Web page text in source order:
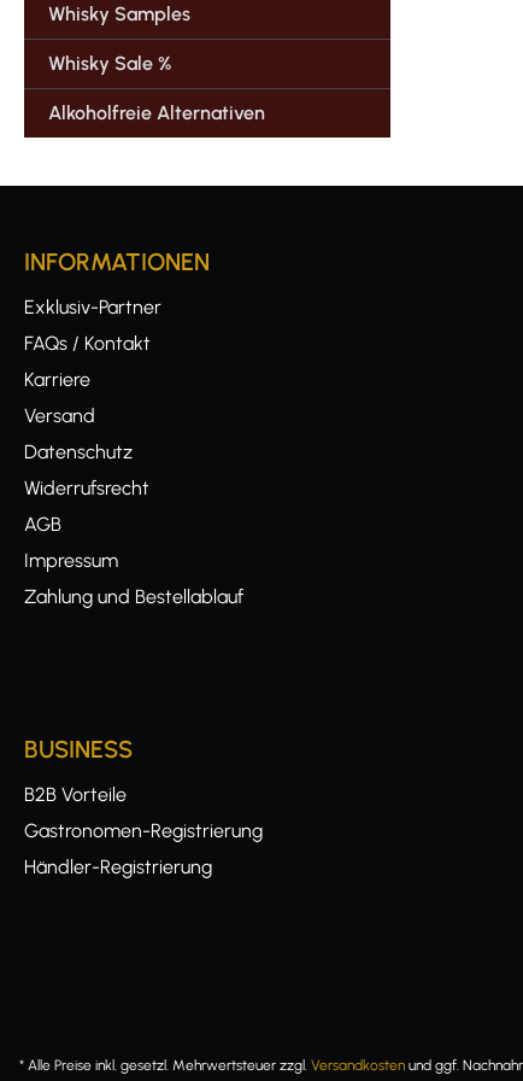
Whisky Samples
Whisky Sale %
Alkoholfreie Alternativen
INFORMATIONEN
Exklusiv-Partner
FAQs / Kontakt
Karriere
Versand
Datenschutz
Widerrufsrecht
AGB
Impressum
Zahlung und Bestellablauf
BUSINESS
B2B Vorteile
Gastronomen-Registrierung
Händler-Registrierung
* Alle Preise inkl. gesetzl. Mehrwertsteuer zzgl. Versandkosten und ggf.